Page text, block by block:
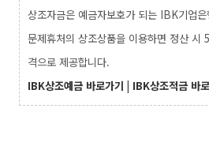
상조자금은 예금자보호가 되는 IBK기업
문제휴처의 상조상품을 이용하면 정산 시
격으로 제공합니다.
IBK상조예금 바로가기 | IBK상조적금 바